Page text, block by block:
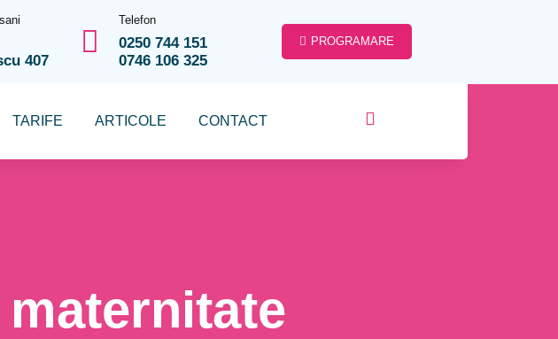
407
Telefon
0250 744 151
0746 106 325
PROGRAMARE
TARIFE ARTICOLE CONTACT